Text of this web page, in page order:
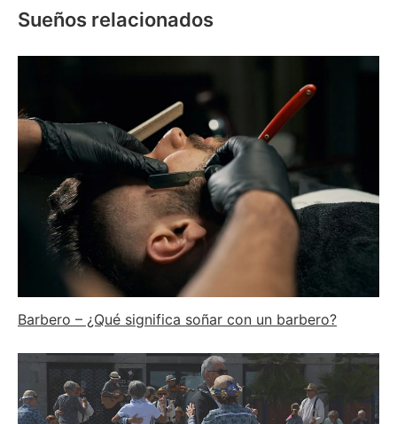
Sueños relacionados
Barbero – ¿Qué significa soñar con un barbero?